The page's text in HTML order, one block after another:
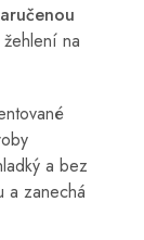
na
a bez
a zanechá